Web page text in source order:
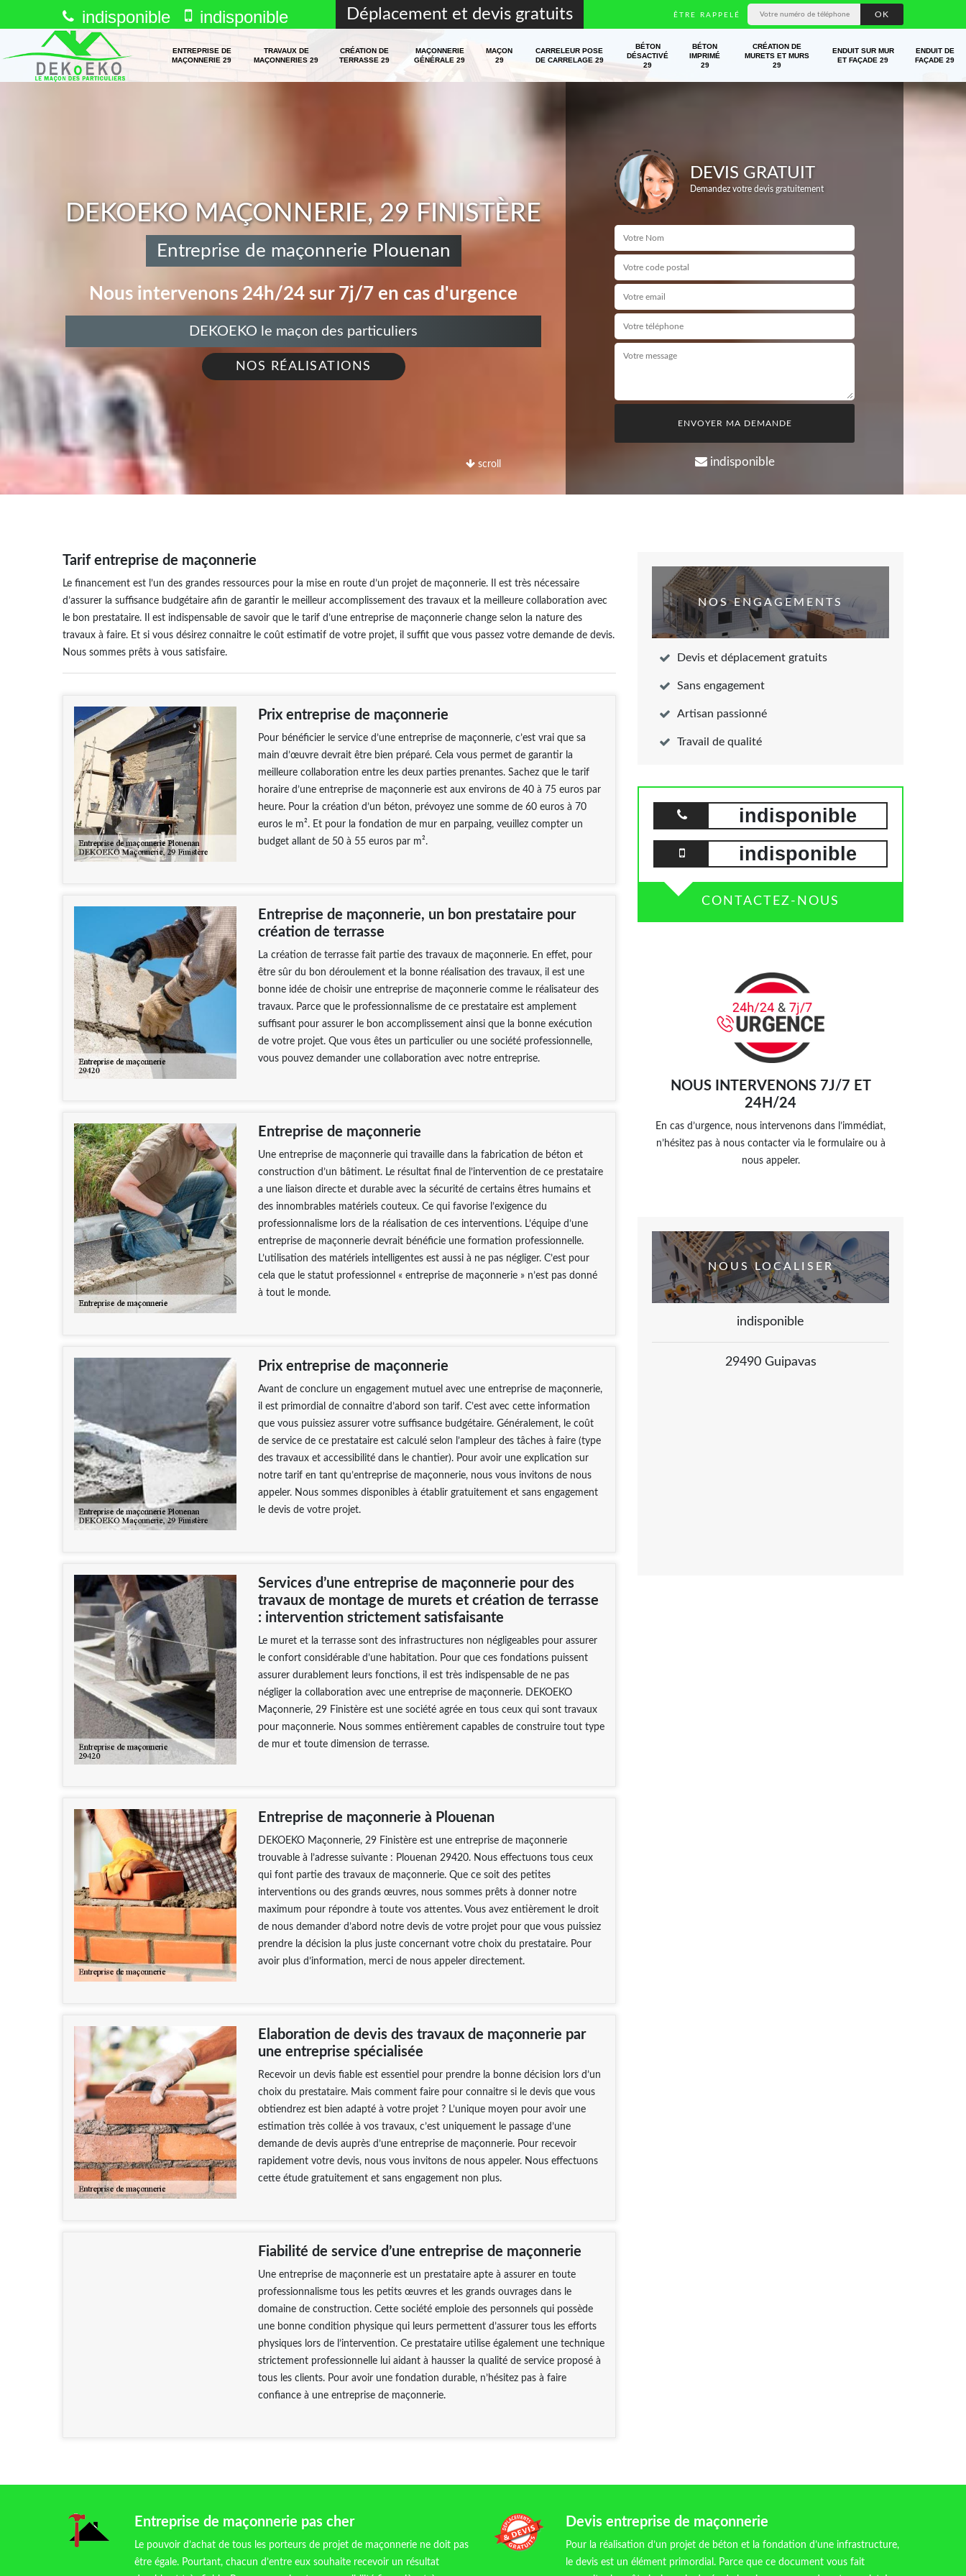
indisponible indisponible Déplacement et devis gratuits ÊTRE RAPPELÉ
ENTREPRISE DE
MAÇONNERIE 29
TRAVAUX DE
MAÇONNERIES 29
CRÉATION DE
TERRASSE 29
MAÇONNERIE
GÉNÉRALE 29
MAÇON
29
CARRELEUR POSE
DE CARRELAGE 29
BÉTON
DÉSACTIVÉ
29
BÉTON
IMPRIMÉ
29
CRÉATION DE
MURETS ET MURS
29
ENDUIT SUR MUR
ET FAÇADE 29
ENDUIT DE
FAÇADE 29
scroll
DEKOEKO MAÇONNERIE, 29 FINISTÈRE
Entreprise de maçonnerie Plouenan
Nous intervenons 24h/24 sur 7j/7 en cas d'urgence
DEKOEKO le maçon des particuliers
NOS RÉALISATIONS
DEVIS GRATUIT
Demandez votre devis gratuitement
indisponible
Tarif entreprise de maçonnerie
Le financement est l’un des grandes ressources pour la mise en route d’un projet de maçonnerie. Il est très nécessaire
d’assurer la suffisance budgétaire afin de garantir le meilleur accomplissement des travaux et la meilleure collaboration avec
le bon prestataire. Il est indispensable de savoir que le tarif d’une entreprise de maçonnerie change selon la nature des
travaux à faire. Et si vous désirez connaitre le coût estimatif de votre projet, il suffit que vous passez votre demande de devis.
Nous sommes prêts à vous satisfaire.
Prix entreprise de maçonnerie
Pour bénéficier le service d’une entreprise de maçonnerie, c’est vrai que sa
main d’œuvre devrait être bien préparé. Cela vous permet de garantir la
meilleure collaboration entre les deux parties prenantes. Sachez que le tarif
horaire d’une entreprise de maçonnerie est aux environs de 40 à 75 euros par
heure. Pour la création d’un béton, prévoyez une somme de 60 euros à 70
euros le m². Et pour la fondation de mur en parpaing, veuillez compter un
budget allant de 50 à 55 euros par m².
Entreprise de maçonnerie, un bon prestataire pour
création de terrasse
La création de terrasse fait partie des travaux de maçonnerie. En effet, pour
être sûr du bon déroulement et la bonne réalisation des travaux, il est une
bonne idée de choisir une entreprise de maçonnerie comme le réalisateur des
travaux. Parce que le professionnalisme de ce prestataire est amplement
suffisant pour assurer le bon accomplissement ainsi que la bonne exécution
de votre projet. Que vous êtes un particulier ou une société professionnelle,
vous pouvez demander une collaboration avec notre entreprise.
Entreprise de maçonnerie
Une entreprise de maçonnerie qui travaille dans la fabrication de béton et
construction d’un bâtiment. Le résultat final de l’intervention de ce prestataire
a une liaison directe et durable avec la sécurité de certains êtres humains et
des innombrables matériels couteux. Ce qui favorise l’exigence du
professionnalisme lors de la réalisation de ces interventions. L’équipe d’une
entreprise de maçonnerie devrait bénéficie une formation professionnelle.
L’utilisation des matériels intelligentes est aussi à ne pas négliger. C’est pour
cela que le statut professionnel « entreprise de maçonnerie » n’est pas donné
à tout le monde.
Prix entreprise de maçonnerie
Avant de conclure un engagement mutuel avec une entreprise de maçonnerie,
il est primordial de connaitre d’abord son tarif. C’est avec cette information
que vous puissiez assurer votre suffisance budgétaire. Généralement, le coût
de service de ce prestataire est calculé selon l’ampleur des tâches à faire (type
des travaux et accessibilité dans le chantier). Pour avoir une explication sur
notre tarif en tant qu’entreprise de maçonnerie, nous vous invitons de nous
appeler. Nous sommes disponibles à établir gratuitement et sans engagement
le devis de votre projet.
Services d’une entreprise de maçonnerie pour des
travaux de montage de murets et création de terrasse
: intervention strictement satisfaisante
Le muret et la terrasse sont des infrastructures non négligeables pour assurer
le confort considérable d’une habitation. Pour que ces fondations puissent
assurer durablement leurs fonctions, il est très indispensable de ne pas
négliger la collaboration avec une entreprise de maçonnerie. DEKOEKO
Maçonnerie, 29 Finistère est une société agrée en tous ceux qui sont travaux
pour maçonnerie. Nous sommes entièrement capables de construire tout type
de mur et toute dimension de terrasse.
Entreprise de maçonnerie à Plouenan
DEKOEKO Maçonnerie, 29 Finistère est une entreprise de maçonnerie
trouvable à l’adresse suivante : Plouenan 29420. Nous effectuons tous ceux
qui font partie des travaux de maçonnerie. Que ce soit des petites
interventions ou des grands œuvres, nous sommes prêts à donner notre
maximum pour répondre à toute vos attentes. Vous avez entièrement le droit
de nous demander d’abord notre devis de votre projet pour que vous puissiez
prendre la décision la plus juste concernant votre choix du prestataire. Pour
avoir plus d’information, merci de nous appeler directement.
Elaboration de devis des travaux de maçonnerie par
une entreprise spécialisée
Recevoir un devis fiable est essentiel pour prendre la bonne décision lors d’un
choix du prestataire. Mais comment faire pour connaitre si le devis que vous
obtiendrez est bien adapté à votre projet ? L’unique moyen pour avoir une
estimation très collée à vos travaux, c’est uniquement le passage d’une
demande de devis auprès d’une entreprise de maçonnerie. Pour recevoir
rapidement votre devis, nous vous invitons de nous appeler. Nous effectuons
cette étude gratuitement et sans engagement non plus.
Fiabilité de service d’une entreprise de maçonnerie
Une entreprise de maçonnerie est un prestataire apte à assurer en toute
professionnalisme tous les petits œuvres et les grands ouvrages dans le
domaine de construction. Cette société emploie des personnels qui possède
une bonne condition physique qui leurs permettent d’assurer tous les efforts
physiques lors de l’intervention. Ce prestataire utilise également une technique
strictement professionnelle lui aidant à hausser la qualité de service proposé à
tous les clients. Pour avoir une fondation durable, n’hésitez pas à faire
confiance à une entreprise de maçonnerie.
NOS ENGAGEMENTS
Devis et déplacement gratuits
Sans engagement
Artisan passionné
Travail de qualité
indisponible
indisponible
CONTACTEZ-NOUS
NOUS INTERVENONS 7J/7 ET
24H/24
En cas d’urgence, nous intervenons dans l’immédiat,
n’hésitez pas à nous contacter via le formulaire ou à
nous appeler.
NOUS LOCALISER
indisponible
29490 Guipavas
Entreprise de maçonnerie pas cher
Le pouvoir d’achat de tous les porteurs de projet de maçonnerie ne doit pas
être égale. Pourtant, chacun d’entre eux souhaite recevoir un résultat
Devis entreprise de maçonnerie
Pour la réalisation d’un projet de béton et la fondation d’une infrastructure,
le devis est un élément primordial. Parce que ce document vous fait